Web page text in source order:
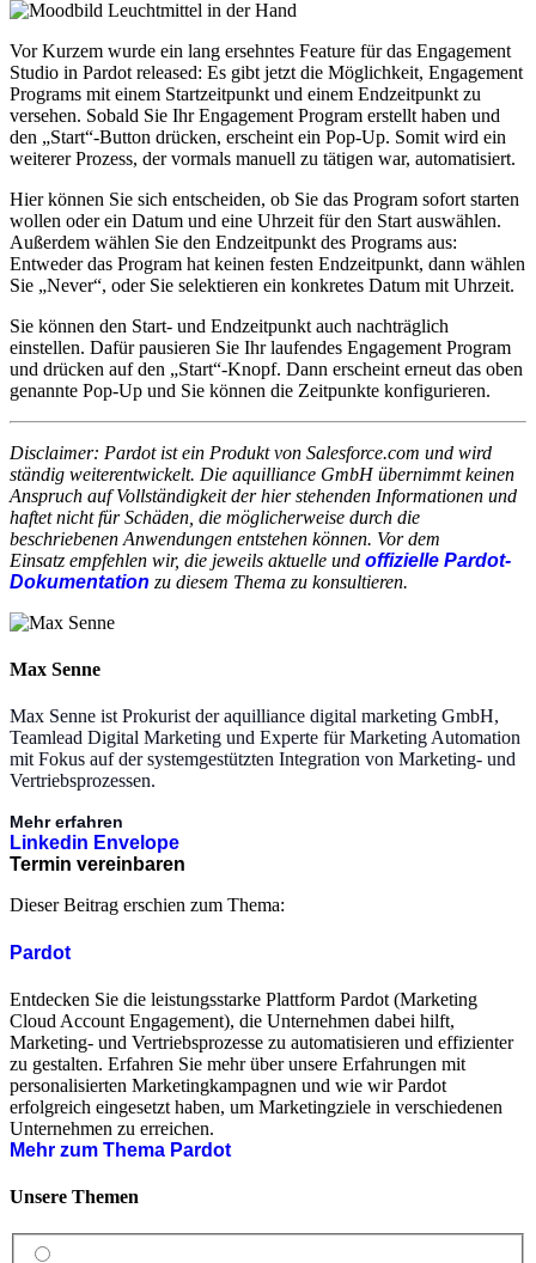
Vor Kurzem wurde ein lang ersehntes Feature für das Engagement
Studio in Pardot released: Es gibt jetzt die Möglichkeit, Engagement
Programs mit einem Startzeitpunkt und einem Endzeitpunkt zu
versehen. Sobald Sie Ihr Engagement Program erstellt haben und
den „Start“-Button drücken, erscheint ein Pop-Up. Somit wird ein
weiterer Prozess, der vormals manuell zu tätigen war, automatisiert.
Hier können Sie sich entscheiden, ob Sie das Program sofort starten
wollen oder ein Datum und eine Uhrzeit für den Start auswählen.
Außerdem wählen Sie den Endzeitpunkt des Programs aus:
Entweder das Program hat keinen festen Endzeitpunkt, dann wählen
Sie „Never“, oder Sie selektieren ein konkretes Datum mit Uhrzeit.
Sie können den Start- und Endzeitpunkt auch nachträglich
einstellen. Dafür pausieren Sie Ihr laufendes Engagement Program
und drücken auf den „Start“-Knopf. Dann erscheint erneut das oben
genannte Pop-Up und Sie können die Zeitpunkte konfigurieren.
Disclaimer: Pardot ist ein Produkt von Salesforce.com und wird
ständig weiterentwickelt. Die aquilliance GmbH übernimmt keinen
Anspruch auf Vollständigkeit der hier stehenden Informationen und
haftet nicht für Schäden, die möglicherweise durch die
beschriebenen Anwendungen entstehen können. Vor dem
Einsatz empfehlen wir, die jeweils aktuelle und offizielle Pardot-
Dokumentation zu diesem Thema zu konsultieren.
Max Senne
Max Senne ist Prokurist der aquilliance digital marketing GmbH,
Teamlead Digital Marketing und Experte für Marketing Automation
mit Fokus auf der systemgestützten Integration von Marketing- und
Vertriebsprozessen.
Mehr erfahren
Linkedin Envelope
Termin vereinbaren
Dieser Beitrag erschien zum Thema:
Pardot
Entdecken Sie die leistungsstarke Plattform Pardot (Marketing
Cloud Account Engagement), die Unternehmen dabei hilft,
Marketing- und Vertriebsprozesse zu automatisieren und effizienter
zu gestalten. Erfahren Sie mehr über unsere Erfahrungen mit
personalisierten Marketingkampagnen und wie wir Pardot
erfolgreich eingesetzt haben, um Marketingziele in verschiedenen
Unternehmen zu erreichen.
Mehr zum Thema Pardot
Unsere Themen